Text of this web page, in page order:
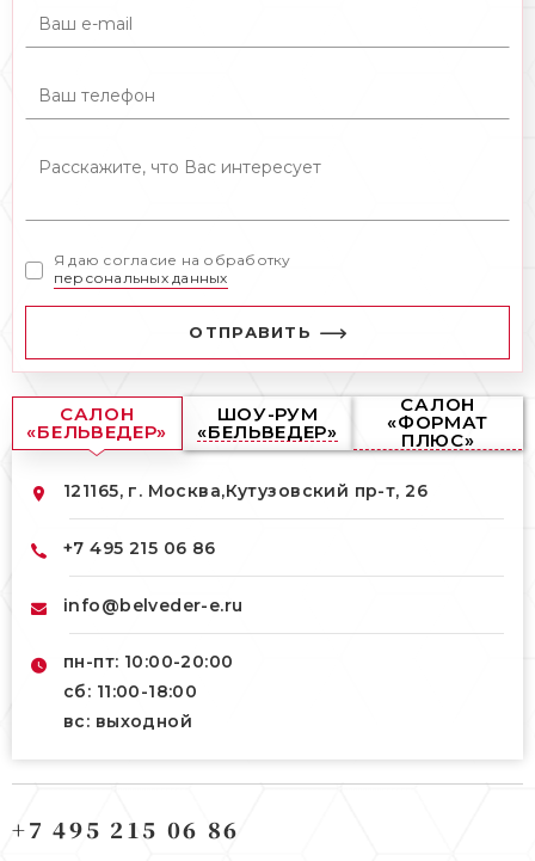
Я даю согласие на обработку
персональных данных
ОТПРАВИТЬ
САЛОН
«БЕЛЬВЕДЕР»
ШОУ-РУМ
«БЕЛЬВЕДЕР»
САЛОН
«ФОРМАТ
ПЛЮС»
121165, г. Москва,Кутузовский пр-т, 26
+7 495 215 06 86
info@belveder-e.ru
пн-пт: 10:00-20:00
сб: 11:00-18:00
вс: выходной
Берсеневский переулок, 3/10с7
+7 495 215 06 86